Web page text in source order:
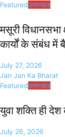
Featuredउत्तराखंड
मसूरी
कार्यों के संबंध में
July 27, 2026
Jan Jan Ka Bharat
Featuredउत्तराखंड
युवा शक्ति ही
July 26, 2026